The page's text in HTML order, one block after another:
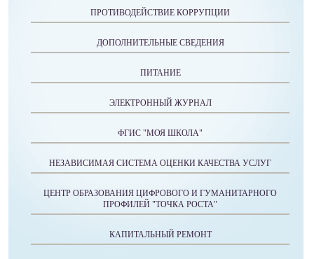
ПРОТИВОДЕЙСТВИЕ КОРРУПЦИИ
ДОПОЛНИТЕЛЬНЫЕ СВЕДЕНИЯ
ПИТАНИЕ
ЭЛЕКТРОННЫЙ ЖУРНАЛ
ФГИС "МОЯ ШКОЛА"
НЕЗАВИСИМАЯ СИСТЕМА ОЦЕНКИ КАЧЕСТВА УСЛУГ
ЦЕНТР ОБРАЗОВАНИЯ ЦИФРОВОГО И ГУМАНИТАРНОГО
ПРОФИЛЕЙ "ТОЧКА РОСТА"
КАПИТАЛЬНЫЙ РЕМОНТ